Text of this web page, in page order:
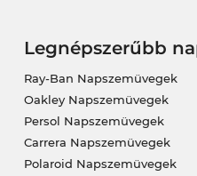
Legnépszerűbb
Ray-Ban Napszemüvegek
Oakley Napszemüvegek
Persol Napszemüvegek
Carrera Napszemüvegek
Polaroid Napszemüvegek